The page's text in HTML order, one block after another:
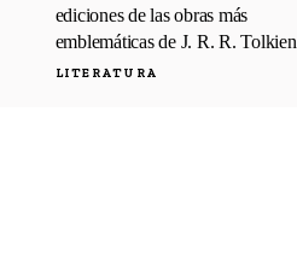
ediciones de las obras más
emblemáticas de J. R. R. Tolkien
LITERATURA